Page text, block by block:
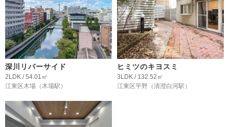
深川リバーサイド
2LDK / 54.01㎡
江東区木場 （木場駅）
ヒミツのキヨスミ
3LDK / 132.52㎡
江東区平野 （清澄白河駅）